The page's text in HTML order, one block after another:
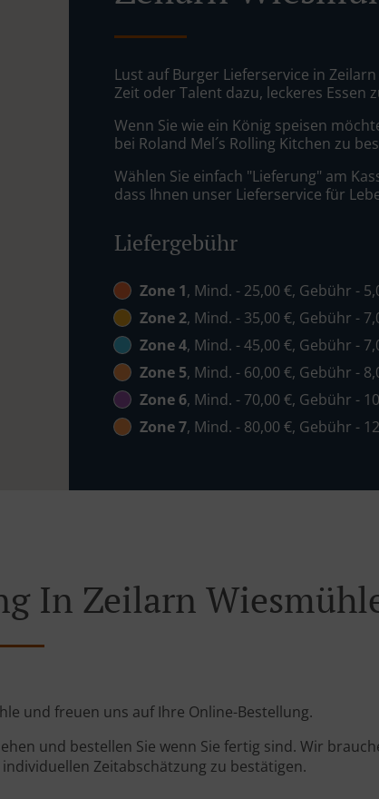
Lust auf Burger Lieferservice in
Zeit oder Talent dazu, leckeres Essen
Wenn Sie wie ein König speisen
bei Roland Mel´s Rolling Kitchen zu
Wählen Sie einfach "Lieferung" am
dass Ihnen unser Lieferservice für
Liefergebühr
Zone 1, Mind. - 25,00 €, Gebühr -
Zone 2, Mind. - 35,00 €, Gebühr -
Zone 4, Mind. - 45,00 €, Gebühr -
Zone 5, Mind. - 60,00 €, Gebühr -
Zone 6, Mind. - 70,00 €, Gebühr -
Zone 7, Mind. - 80,00 €, Gebühr -
In Zeilarn
und freuen uns auf Ihre Online-Bestellung.
und bestellen Sie wenn Sie fertig sind. Wir
Zeitabschätzung zu bestätigen.